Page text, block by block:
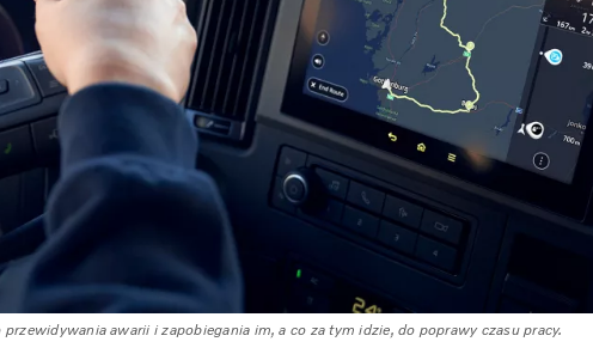
awarii i zapobiegania im, a co za tym idzie, do poprawy czasu pracy.